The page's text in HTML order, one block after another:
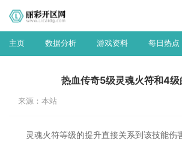
主页 数据分析 游戏资料 每日热点
热血传奇5级灵魂火符和4级
来源：本站
灵魂火符等级的提升直接关系到该技能伤